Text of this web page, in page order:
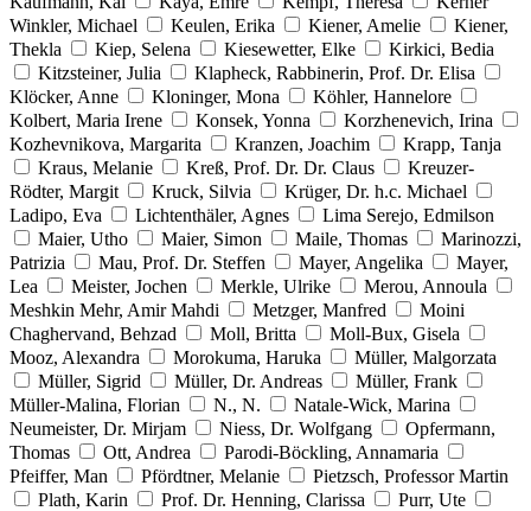
Winkler, Michael
Keulen, Erika Kiener, Amelie
Kiener,
Thekla
Kiep, Selena Kiesewetter, Elke
Kirkici, Bedia
Kitzsteiner, Julia
Klapheck, Rabbinerin, Prof. Dr. Elisa
Klöcker, Anne
Kloninger, Mona
Köhler, Hannelore
Kolbert, Maria Irene
Konsek, Yonna
Korzhenevich, Irina
Kozhevnikova, Margarita
Kranzen, Joachim
Krapp, Tanja
Kraus, Melanie
Kreß, Prof. Dr. Dr. Claus
Kreuzer-
Rödter, Margit
Kruck, Silvia
Krüger, Dr. h.c. Michael
Ladipo, Eva
Lichtenthäler, Agnes
Lima Serejo, Edmilson
Maier, Utho
Maier, Simon Maile, Thomas
Marinozzi,
Patrizia
Mau, Prof. Dr. Steffen Mayer, Angelika
Mayer,
Lea
Meister, Jochen Merkle, Ulrike
Merou, Annoula
Meshkin Mehr, Amir Mahdi
Metzger, Manfred
Moini
Chaghervand, Behzad
Moll, Britta
Moll-Bux, Gisela
Mooz, Alexandra
Morokuma, Haruka
Müller, Malgorzata
Müller, Sigrid
Müller, Dr. Andreas
Müller, Frank
Müller-Malina, Florian
N., N.
Natale-Wick, Marina
Neumeister, Dr. Mirjam
Niess, Dr. Wolfgang
Opfermann,
Thomas
Ott, Andrea
Parodi-Böckling, Annamaria
Pfeiffer, Man
Pfördtner, Melanie
Pietzsch, Professor Martin
Plath, Karin
Prof. Dr. Henning, Clarissa
Purr, Ute